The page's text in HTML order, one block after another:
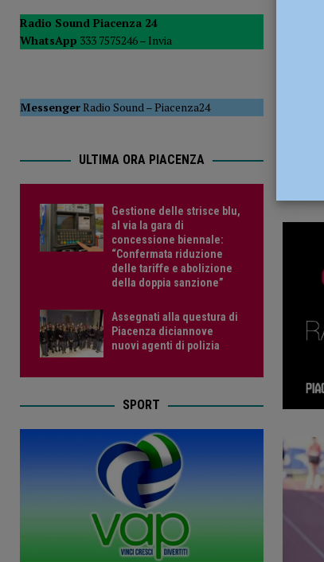
Radio Sound Piacenza 24
WhatsApp 333 7575246 – Invia
MessengerRadio Sound–Piacenza24
ULTIMA ORA PIACENZA
Gestione delle strisce blu,
al via la gara di
concessione biennale:
“Confermata riduzione
delle tariffe e abolizione
della doppia sanzione”
Assegnati alla questura di
Piacenza diciannove
nuovi agenti di polizia
SPORT